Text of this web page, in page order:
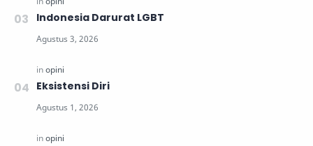
Indonesia Darurat LGBT
Eksistensi Diri